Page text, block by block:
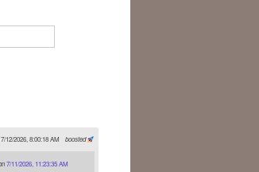
boosted
12/2026, 8:00:18 AM
7/11/2026, 11:23:35 AM